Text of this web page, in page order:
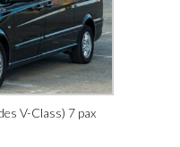
V-Class) 7 pax